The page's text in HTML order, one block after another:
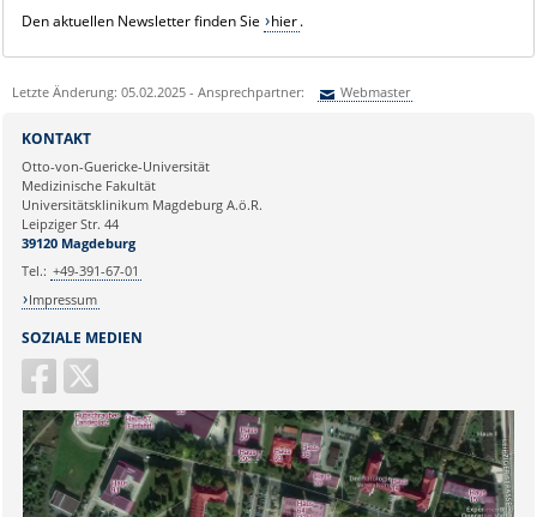
Den aktuellen Newsletter finden Sie
hier.
Letzte Änderung: 05.02.2025 - Ansprechpartner: Webmaster
Ihre E-Mailadresse:
Ihr Anliegen:
SOZIALE MEDIEN
KONTAKT
Otto-von-Guericke-Universität
Medizinische Fakultät
Universitätsklinikum Magdeburg A.ö.R.
Leipziger Str. 44
39120 Magdeburg
Tel.: +49-391-67-01
Impressum